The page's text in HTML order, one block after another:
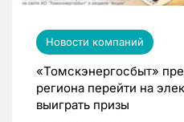
Новости компаний
«Томскэнергосбыт»
региона перейти на
выиграть призы